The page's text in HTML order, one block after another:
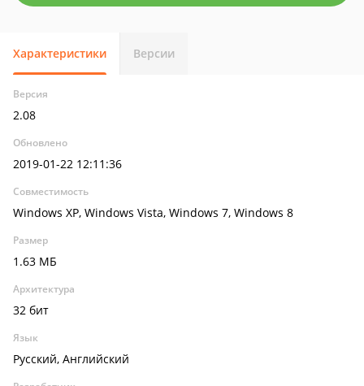
Характеристики Версии
Версия
2.08
Обновлено
2019-01-22 12:11:36
Совместимость
Windows XP, Windows Vista, Windows 7, Windows 8
Размер
1.63 МБ
Архитектура
32 бит
Язык
Русский, Английский